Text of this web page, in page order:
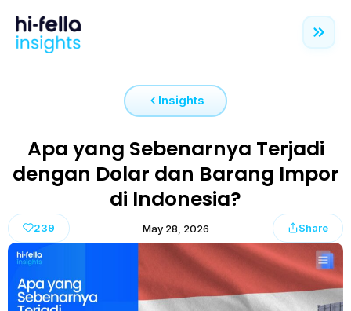
Insights
Apa yang Sebenarnya Terjadi
dengan Dolar dan Barang Impor
di Indonesia?
239 May 28, 2026 Share